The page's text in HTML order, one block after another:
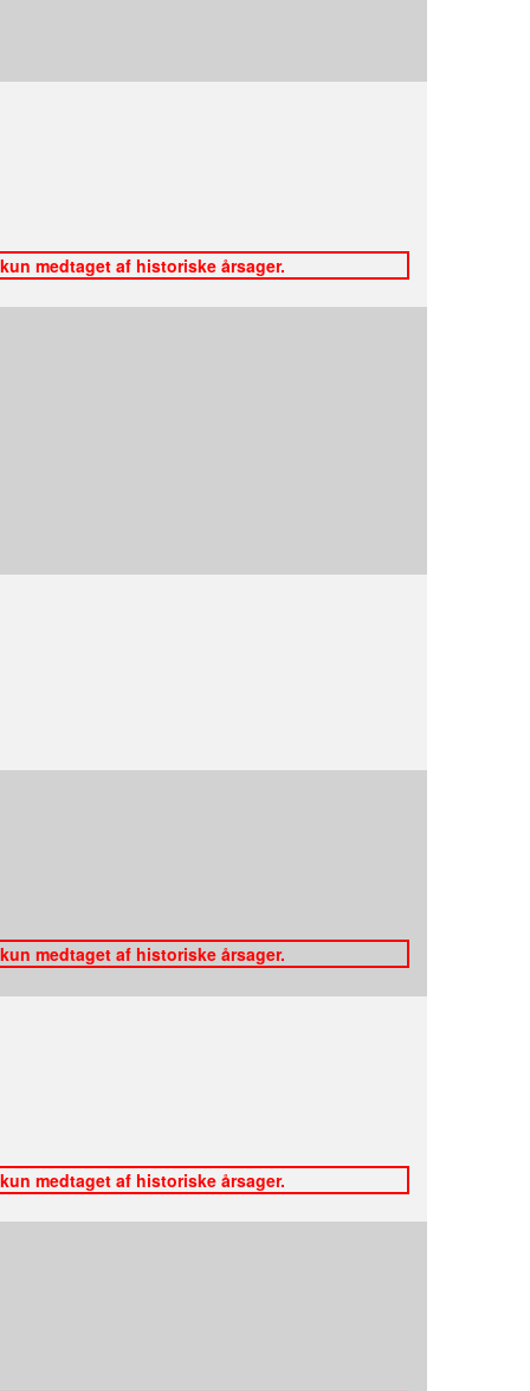
medtaget af historiske årsager.
medtaget af historiske årsager.
medtaget af historiske årsager.